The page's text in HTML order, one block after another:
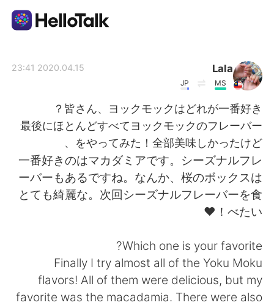
العربية
English 简体中文
Deutsch
日本語 한국어
Lala
MS
JP
2020.04.15 23:41
皆さん、ヨックモックはどれが一番好き？
最後にほとんどすべてヨックモックのフレーバー
をやってみた！全部美味しかったけど、
一番好きのはマカダミアです。シーズナルフレ
ーバーもあるですね。なんか、桜のボックスは
とても綺麗な。次回シーズナルフレーバーを食
べたい！❤️
Which one is your favorite?
Finally I try almost all of the Yoku Moku
flavors! All of them were delicious, but my
favorite was the macadamia. There were also